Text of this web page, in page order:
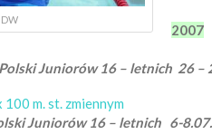
DW
2007
Juniorów 16 – letnich 26 –
m. st. zmiennym
Juniorów 16 – letnich 6-